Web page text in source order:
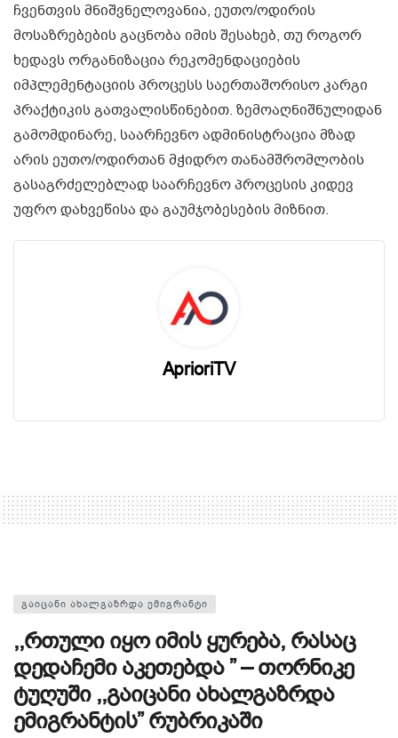
ჩვენთვის მნიშვნელოვანია, ეუთო/ოდირის
მოსაზრებების გაცნობა იმის შესახებ, თუ როგორ
ხედავს ორგანიზაცია რეკომენდაციების
იმპლემენტაციის პროცესს საერთაშორისო კარგი
პრაქტიკის გათვალისწინებით. ზემოაღნიშნულიდან
გამომდინარე, საარჩევნო ადმინისტრაცია მზად
არის ეუთო/ოდირთან მჭიდრო თანამშრომლობის
გასაგრძელებლად საარჩევნო პროცესის კიდევ
უფრო დახვეწისა და გაუმჯობესების მიზნით.
AprioriTV
ᲒᲐᲘᲪᲐᲜᲘ ᲐᲮᲐᲚᲒᲐᲖᲠᲓᲐ ᲔᲛᲘᲒᲠᲐᲜᲢᲘ
,,რთული იყო იმის ყურება, რასაც
დედაჩემი აკეთებდა ” – თორნიკე
ტუღუში ,,გაიცანი ახალგაზრდა
ემიგრანტის” რუბრიკაში